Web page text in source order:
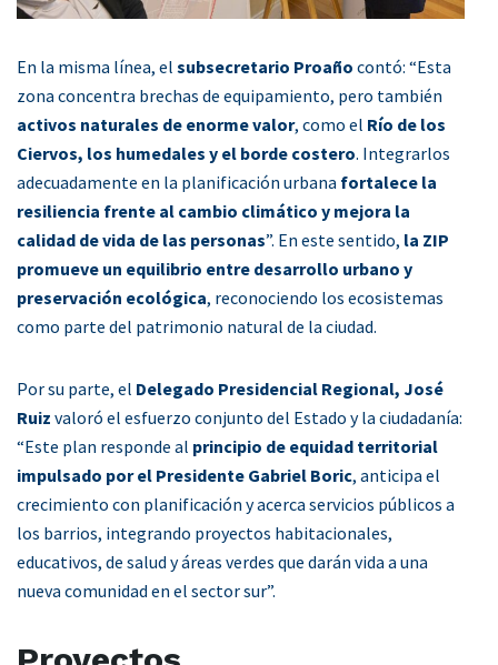
En la misma línea, el subsecretario Proaño contó: “Esta
zona concentra brechas de equipamiento, pero también
activos naturales de enorme valor, como el Río de los
Ciervos, los humedales y el borde costero. Integrarlos
adecuadamente en la planificación urbana fortalece la
resiliencia frente al cambio climático y mejora la
calidad de vida de las personas”. En este sentido, la ZIP
promueve un equilibrio entre desarrollo urbano y
preservación ecológica, reconociendo los ecosistemas
como parte del patrimonio natural de la ciudad.
Por su parte, el Delegado Presidencial Regional, José
Ruiz valoró el esfuerzo conjunto del Estado y la ciudadanía:
“Este plan responde al principio de equidad territorial
impulsado por el Presidente Gabriel Boric, anticipa el
crecimiento con planificación y acerca servicios públicos a
los barrios, integrando proyectos habitacionales,
educativos, de salud y áreas verdes que darán vida a una
nueva comunidad en el sector sur”.